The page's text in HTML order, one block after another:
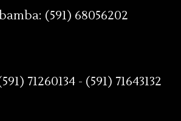
(591) 68056202
71260134 - (591) 71643132